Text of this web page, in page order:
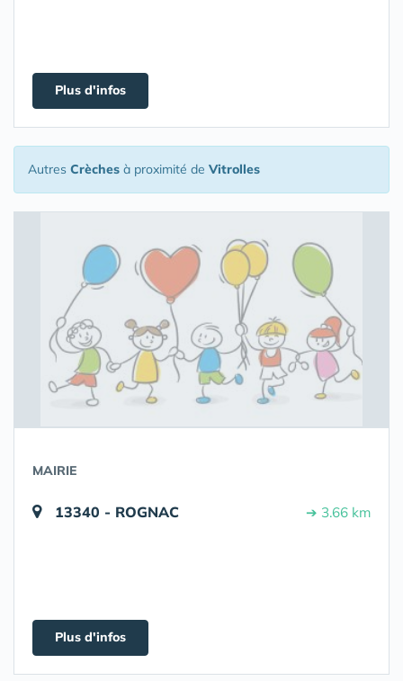
Plus d'infos
Autres Crèches à proximité de Vitrolles
MAIRIE
13340 - ROGNAC ➔ 3.66 km
Plus d'infos